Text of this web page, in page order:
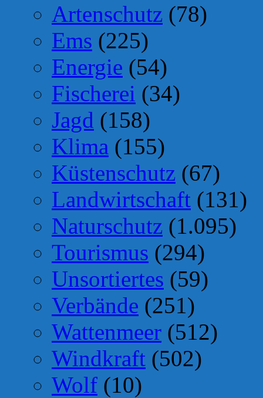
Artenschutz (78)
Ems (225)
Energie (54)
Fischerei (34)
Jagd (158)
Klima (155)
Küstenschutz (67)
Landwirtschaft (131)
Naturschutz (1.095)
Tourismus (294)
Unsortiertes (59)
Verbände (251)
Wattenmeer (512)
Windkraft (502)
Wolf (10)